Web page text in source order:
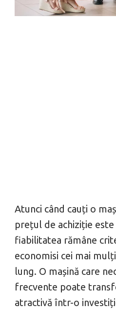
Atunci când cauți o
prețul de achiziție
fiabilitatea rămâne
economisi cei mai
lung. O mașină care
frecvente poate
atractivă într-o